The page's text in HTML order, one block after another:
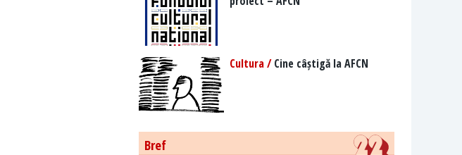
Cultura /Cine câștigă la AFCN
Bref